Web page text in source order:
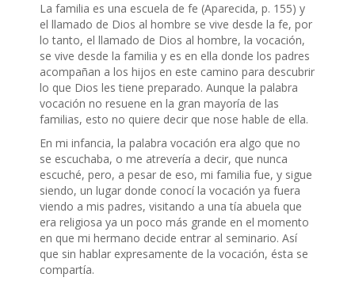
La familia es una escuela de fe (Aparecida, p. 155) y
el llamado de Dios al hombre se vive desde la fe, por
lo tanto, el llamado de Dios al hombre, la vocación,
se vive desde la familia y es en ella donde los padres
acompañan a los hijos en este camino para descubrir
lo que Dios les tiene preparado. Aunque la palabra
vocación no resuene en la gran mayoría de las
familias, esto no quiere decir que nose hable de ella.
En mi infancia, la palabra vocación era algo que no
se escuchaba, o me atrevería a decir, que nunca
escuché, pero, a pesar de eso, mi familia fue, y sigue
siendo, un lugar donde conocí la vocación ya fuera
viendo a mis padres, visitando a una tía abuela que
era religiosa ya un poco más grande en el momento
en que mi hermano decide entrar al seminario. Así
que sin hablar expresamente de la vocación, ésta se
compartía.